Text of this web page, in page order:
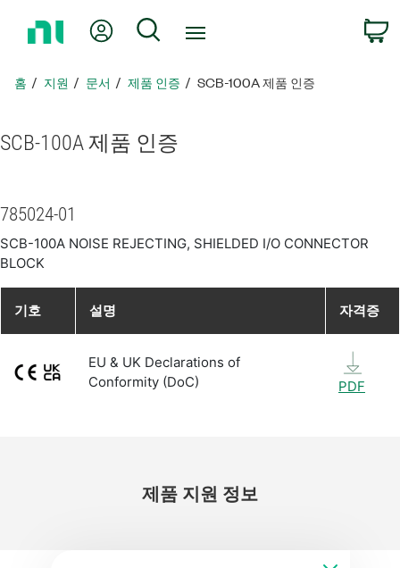
지
아
내 계정 검색
홈 지원 문서 제품 인증 SCB-100A 제품 인증
SCB-100A 제품 인증
785024-01
SCB-100A NOISE REJECTING, SHIELDED I/O CONNECTOR
BLOCK
기호 설명 자격증
EU & UK Declarations of
Conformity (DoC)
PDF
제품 지원 정보